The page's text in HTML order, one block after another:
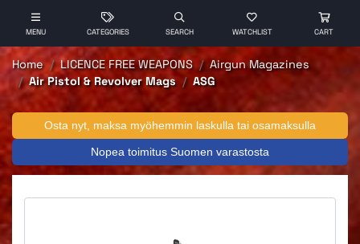
MENU CATEGORIES SEARCH WATCHLIST CART
Home LICENCE FREE WEAPONS
Airgun Magazines
Air Pistol & Revolver Mags
ASG
Osta nyt, maksa myöhemmin laskulla tai osamaksulla
Nopea toimitus Suomen varastosta